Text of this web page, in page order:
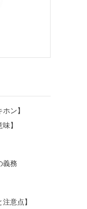
ン】
】
義務
意点】